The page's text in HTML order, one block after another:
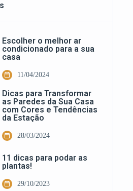
Escolher o melhor ar
condicionado para a sua
casa
11/04/2024
Dicas para Transformar
as Paredes da Sua Casa
com Cores e Tendências
da Estação
28/03/2024
11 dicas para podar as
plantas!
29/10/2023